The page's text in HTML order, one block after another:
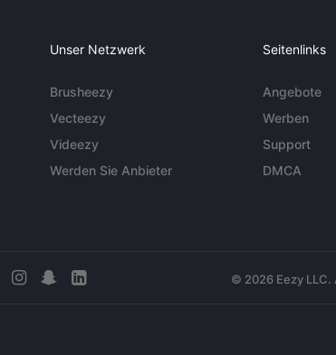
Unser Netzwerk
Brusheezy
Vecteezy
Videezy
Werden Sie Anbieter
Seitenlinks
Angebote
Werben
Support
DMCA
© 2026 Eezy LLC.